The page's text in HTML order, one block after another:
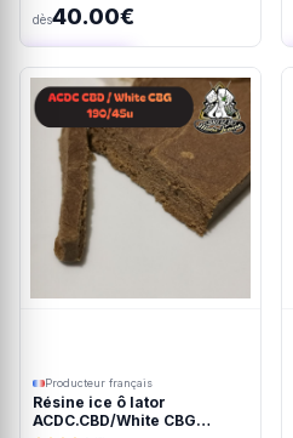
dès40.00€
Ajout rapide
Producteur français
Résine ice ô lator
ACDC.CBD/White CBG